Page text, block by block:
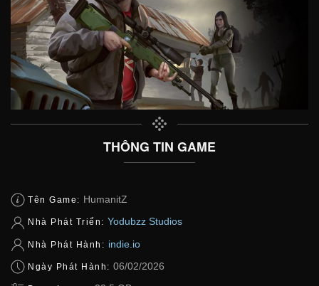
THÔNG TIN GAME
Tên Game: HumanitZ
Nhà Phát Triển: Yodubzz Studios
Nhà Phát Hành: indie.io
Ngày Phát Hành: 06/02/2026